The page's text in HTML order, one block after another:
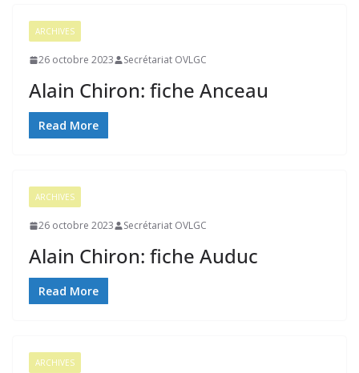
ARCHIVES
26 octobre 2023 Secrétariat OVLGC
Alain Chiron: fiche Anceau
Read More
ARCHIVES
26 octobre 2023 Secrétariat OVLGC
Alain Chiron: fiche Auduc
Read More
ARCHIVES